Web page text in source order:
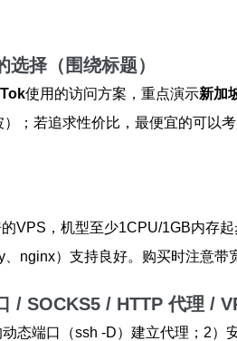
择（围绕标题）
使用的访问方案，重点演示新加
；若追求性价比，最便宜的可以
VPS，机型至少1CPU/1GB内存
nginx）支持良好。购买时注意带
/ SOCKS5 / HTTP 代理 /
态端口（ssh -D）建立代理；2）